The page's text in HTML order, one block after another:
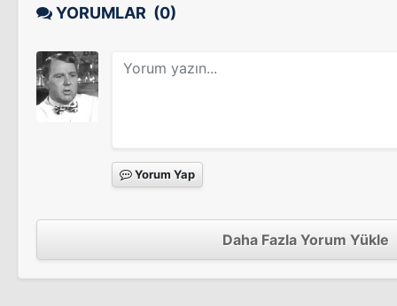
YORUMLAR (0)
Yorum Yap
Daha Fazla Yorum Yükle